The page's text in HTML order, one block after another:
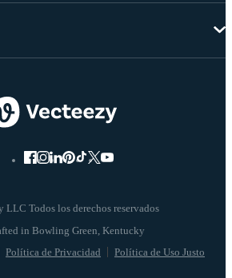
LLC Todos los derechos reservados
Política de Privacidad Política de Uso Justo